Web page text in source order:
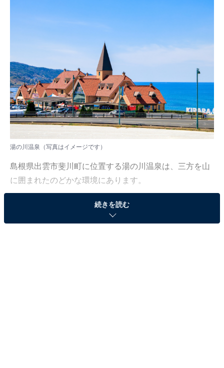
湯の川温泉（写真はイメージです）
島根県出雲市斐川町に位置する湯の川温泉は、三方を山
に囲まれたのどかな環境にあります。
その歴史は古く、出雲大社の主祭神であるオオクニヌシ
ノミコトに恋をしたヤカミヒメが、旅の疲れを癒やすた
続きを読む